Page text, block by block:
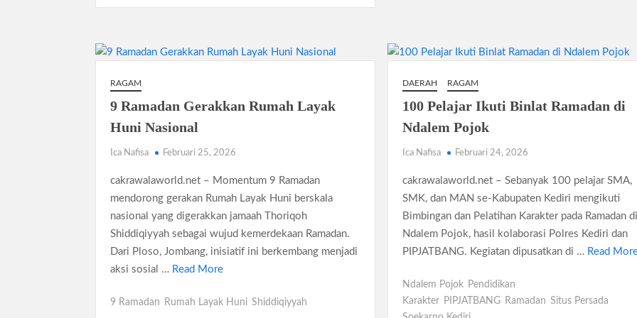
RAGAM
9 Ramadan Gerakkan Rumah Layak
Huni Nasional
Ica Nafisa Februari 25, 2026
cakrawalaworld.net – Momentum 9 Ramadan
mendorong gerakan Rumah Layak Huni berskala
nasional yang digerakkan jamaah Thoriqoh
Shiddiqiyyah sebagai wujud kemerdekaan Ramadan.
Dari Ploso, Jombang, inisiatif ini berkembang menjadi
aksi sosial … Read More
9 Ramadan Rumah Layak Huni Shiddiqiyyah
DAERAH RAGAM
100 Pelajar Ikuti Binlat Ramadan di
Ndalem Pojok
Ica Nafisa Februari 24, 2026
cakrawalaworld.net – Sebanyak 100 pelajar SMA,
SMK, dan MAN se-Kabupaten Kediri mengikuti
Bimbingan dan Pelatihan Karakter pada Ramadan di
Ndalem Pojok, hasil kolaborasi Polres Kediri dan
PIPJATBANG. Kegiatan dipusatkan di … Read
Ndalem Pojok
Pendidikan
Karakter
PIPJATBANG Ramadan Situs Persada